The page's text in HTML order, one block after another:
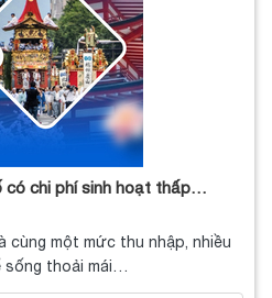
có chi phí sinh hoạt thấp…
cùng một mức thu nhập, nhiều
sống thoải mái…